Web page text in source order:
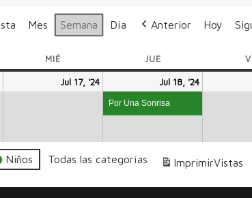
Mes Semana Día Anterior Hoy
MIÉ JUE
Jul 17, '24
17,
2024
Jul 18, '24
2024
Por Una Sonrisa
Niños Todas las categorías ImprimirVistas